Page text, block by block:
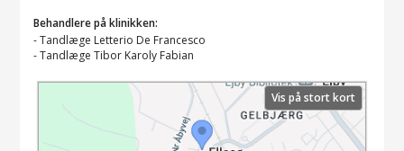
Behandlere på klinikken:
-Tandlæge Letterio De Francesco
-Tandlæge Tibor Karoly Fabian
Vis på stort kort